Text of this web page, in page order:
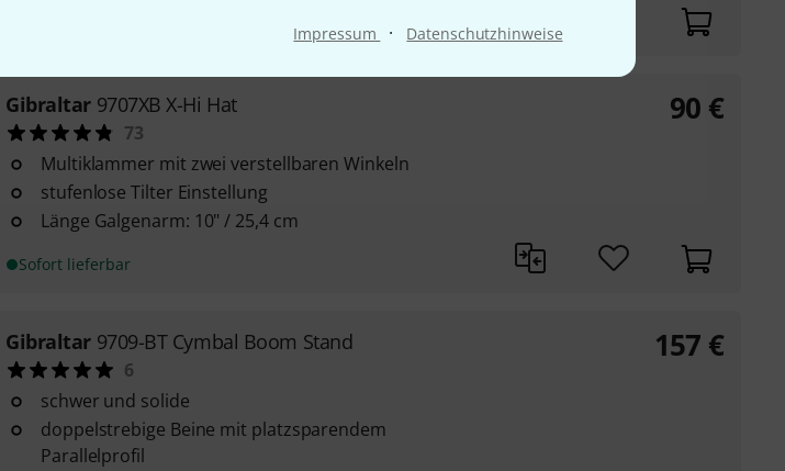
Impressum · Datenschutzhinweise
Gibraltar 9707XB X-Hi Hat
73
Multiklammer mit zwei verstellbaren Winkeln
stufenlose Tilter Einstellung
Länge Galgenarm: 10" / 25,4 cm
Sofort lieferbar
90 €
Gibraltar 9709-BT Cymbal Boom Stand
6
schwer und solide
doppelstrebige Beine mit platzsparendem
Parallelprofil
157 €